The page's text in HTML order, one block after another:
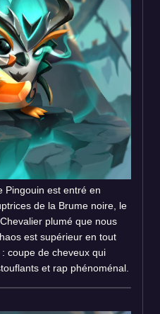
Pingouin est entré en
de la Brume noire, le
plumé que nous
est supérieur en tout
coupe de cheveux qui
et rap phénoménal.